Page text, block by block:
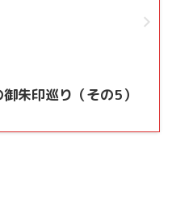
朱印巡り（その5）